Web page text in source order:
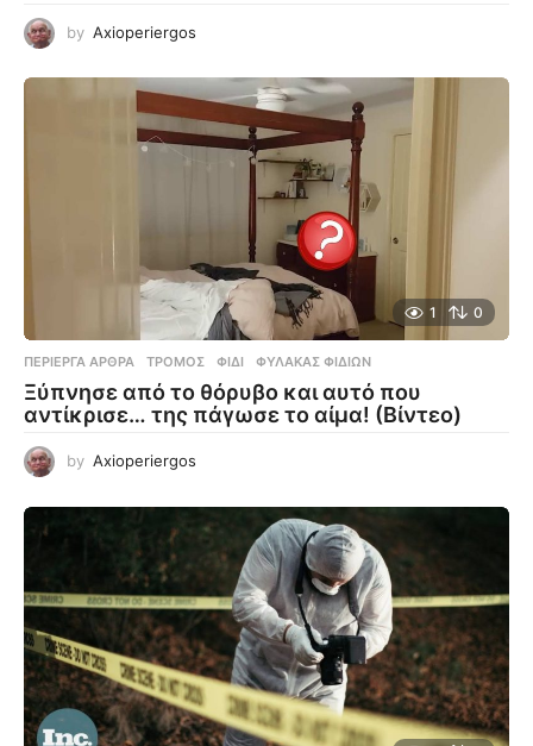
by Axioperiergos
1 0
ΠΕΡΊΕΡΓΑ ΆΡΘΡΑ ΤΡΌΜΟΣ ,ΦΊΔΙ ,ΦΎΛΑΚΑΣ ΦΙΔΙΏΝ
Ξύπνησε από το θόρυβο και αυτό που
αντίκρισε… της πάγωσε το αίμα! (Βίντεο)
by Axioperiergos